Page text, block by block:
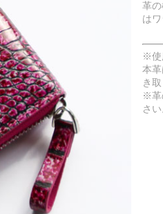
革
は
※使
本
き
※革
さい